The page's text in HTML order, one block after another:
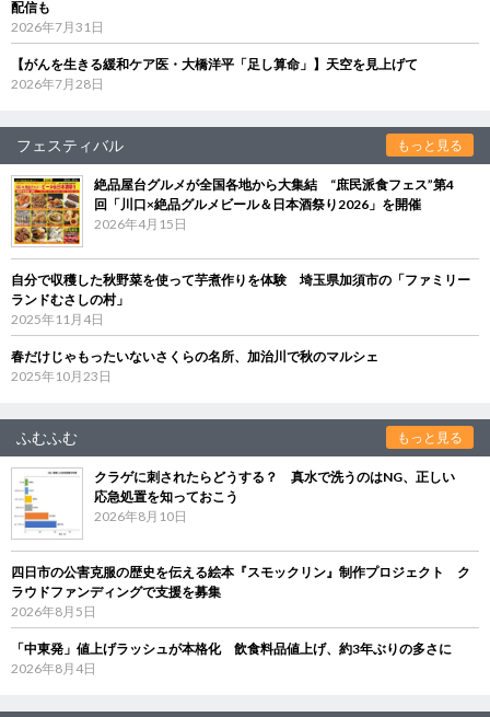
配信も
2026年7月31日
【がんを生きる緩和ケア医・大橋洋平「足し算命」】天空を見上げて
2026年7月28日
フェスティバル もっと見る
絶品屋台グルメが全国各地から大集結 “庶民派食フェス”第4
回「川口×絶品グルメビール＆日本酒祭り2026」を開催
2026年4月15日
自分で収穫した秋野菜を使って芋煮作りを体験 埼玉県加須市の「ファミリー
ランドむさしの村」
2025年11月4日
春だけじゃもったいないさくらの名所、加治川で秋のマルシェ
2025年10月23日
ふむふむ もっと見る
クラゲに刺されたらどうする？ 真水で洗うのはNG、正しい
応急処置を知っておこう
2026年8月10日
四日市の公害克服の歴史を伝える絵本『スモックリン』制作プロジェクト ク
ラウドファンディングで支援を募集
2026年8月5日
「中東発」値上げラッシュが本格化 飲食料品値上げ、約3年ぶりの多さに
2026年8月4日